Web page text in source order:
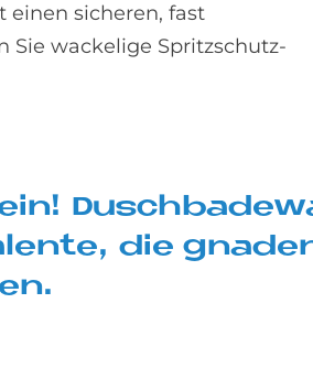
einen sicheren, fast
Sie wackelige Spritzschutz-
die